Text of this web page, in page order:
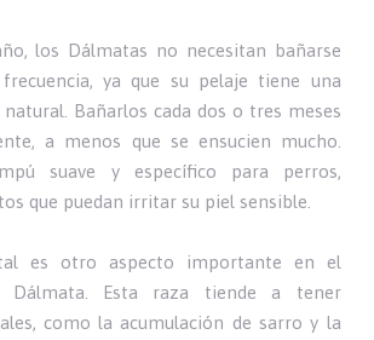
los Dálmatas no necesitan bañarse
ya que su pelaje tiene una
Bañarlos cada dos o tres meses
a menos que se ensucien mucho.
suave y específico para perros,
que puedan irritar su piel sensible.
es otro aspecto importante en el
Dálmata. Esta raza tiende a tener
como la acumulación de sarro y la